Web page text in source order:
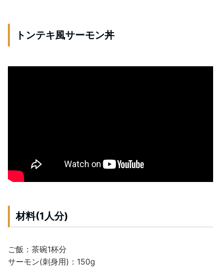
トンテキ風サーモン丼
材料(1人分)
ご飯：茶碗1杯分
サーモン(刺身用)：150g